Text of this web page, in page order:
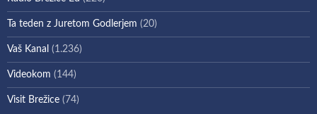
Ta teden z Juretom Godlerjem (20)
Vaš Kanal (1.236)
Videokom (144)
Visit Brežice (74)